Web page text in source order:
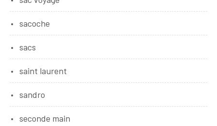
sacoche
sacs
saint laurent
sandro
seconde main